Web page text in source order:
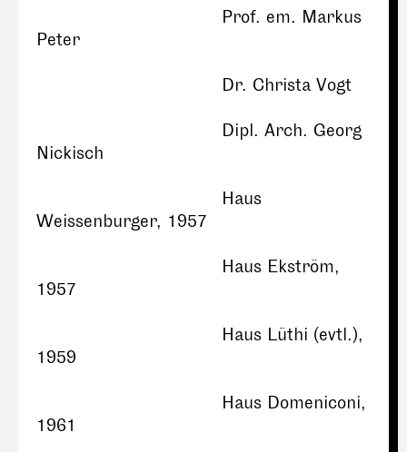
Prof. em. Markus
Peter
Dr. Christa Vogt
Dipl. Arch. Georg
Nickisch
Haus
Weissenburger, 1957
Haus Ekström,
1957
Haus Lüthi (evtl.),
1959
Haus Domeniconi,
1961